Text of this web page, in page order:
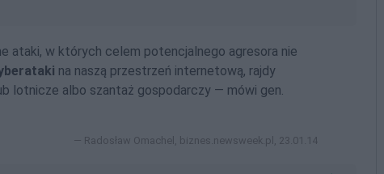
ataki, w których celem potencjalnego agresora nie
na naszą przestrzeń internetową, rajdy
lotnicze albo szantaż gospodarczy — mówi gen.
Radosław Omachel, biznes.newsweek.pl, 23.01.14